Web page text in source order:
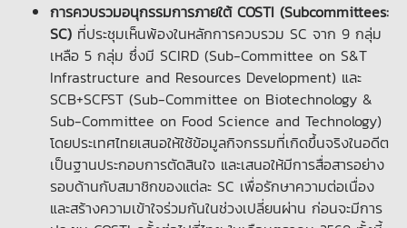
การควบรวมอนุกรรมการภายใต้ COSTI (Subcommittees:
SC) ที่ประชุมเห็นพ้องในหลักการควบรวม SC จาก 9 กลุ่ม
เหลือ 5 กลุ่ม ซึ่งมี SCIRD (Sub-Committee on S&T
Infrastructure and Resources Development) และ
SCB+SCFST (Sub-Committee on Biotechnology &
Sub-Committee on Food Science and Technology)
โดยประเทศไทยเสนอให้ใช้ข้อมูลกิจกรรมที่เกิดขึ้นจริงในอดีต
เป็นฐานประกอบการตัดสินใจ และเสนอให้มีการสื่อสารอย่าง
รอบด้านกับสมาชิกของแต่ละ SC เพื่อรักษาความต่อเนื่อง
และสร้างความเข้าใจร่วมกันในช่วงเปลี่ยนผ่าน ก่อนจะมีการ